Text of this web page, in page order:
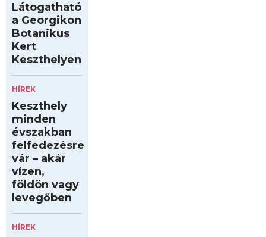
Látogatható
a Georgikon
Botanikus
Kert
Keszthelyen
HÍREK
Keszthely
minden
évszakban
felfedezésre
vár – akár
vízen,
földön vagy
levegőben
HÍREK